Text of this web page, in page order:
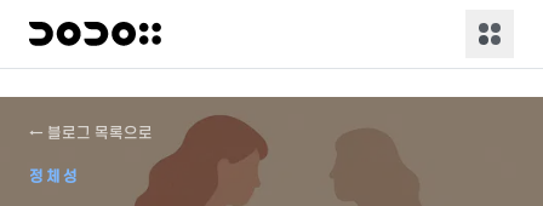
← 블로그 목록으로
정체성